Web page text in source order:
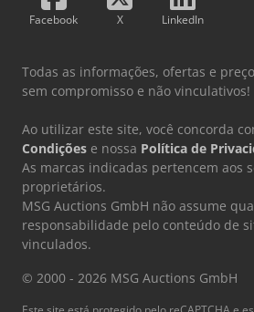
Facebook X LinkedIn
Todas as informações, ofertas e
sem compromisso e não vinculativos!
Ao utilizar este site, você concorda
Condições e nossa Política de
As marcas indicadas pertencem aos
proprietários.
MSG Auctions GmbH não assume
responsabilidade pelo conteúdo de
vinculados.
© 2000 - 2026 MSG Auctions GmbH